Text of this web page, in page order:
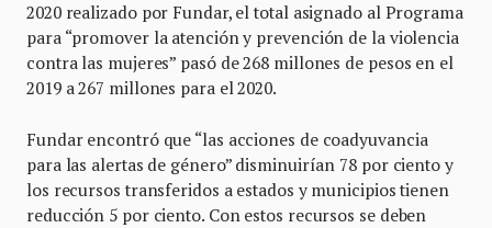
2020 realizado por Fundar, el total asignado al Programa
para “promover la atención y prevención de la violencia
contra las mujeres” pasó de 268 millones de pesos en el
2019 a 267 millones para el 2020.
Fundar encontró que “las acciones de coadyuvancia
para las alertas de género” disminuirían 78 por ciento y
los recursos transferidos a estados y municipios tienen
reducción 5 por ciento. Con estos recursos se deben